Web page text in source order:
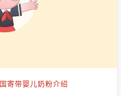
寄带婴儿奶粉介绍